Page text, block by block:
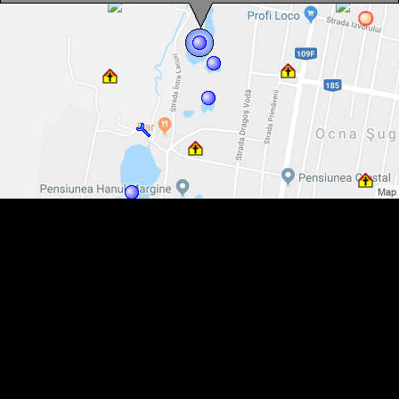
Lacul Öregi, Ocna Sugatag , Foto: WR